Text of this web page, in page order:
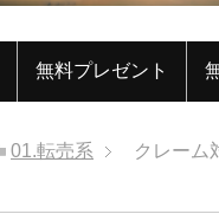
無料プレゼント
01.転売系 クレーム